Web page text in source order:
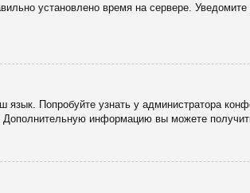
установлено время на сервере.
Попробуйте узнать у администратора
Дополнительную информацию вы можете